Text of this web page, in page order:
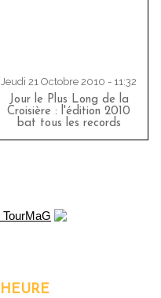
Jeudi 21 Octobre 2010 - 11:32
Jour le Plus Long de la
Croisière : l'édition 2010
bat tous les records
HEURE